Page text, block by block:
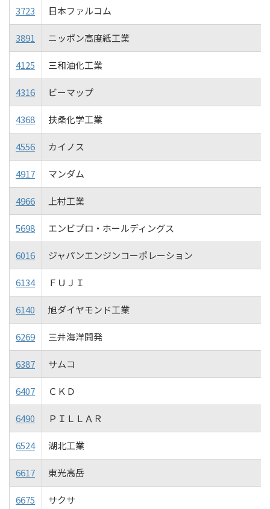
3723 日本ファルコム
3891 ニッポン高度紙工業
4125 三和油化工業
4316 ビーマップ
4368 扶桑化学工業
4556 カイノス
4917 マンダム
4966 上村工業
5698 エンビプロ・ホールディングス
6016 ジャパンエンジンコーポレーション
6134 ＦＵＪＩ
6140 旭ダイヤモンド工業
6269 三井海洋開発
6387 サムコ
6407 ＣＫＤ
6490 ＰＩＬＬＡＲ
6524 湖北工業
6617 東光高岳
6675 サクサ